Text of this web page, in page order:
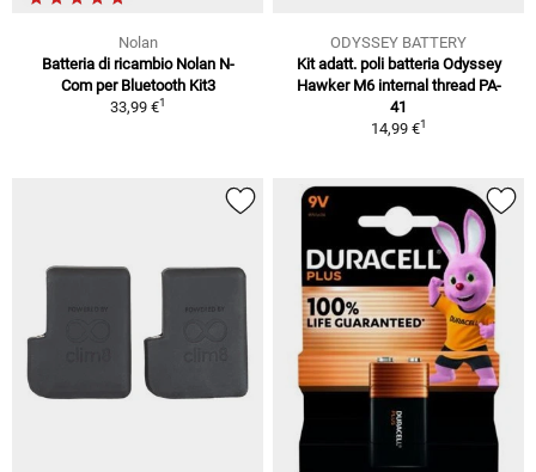
Nolan
Batteria di ricambio Nolan N-
Com per Bluetooth Kit3
33,99 €1
ODYSSEY BATTERY
Kit adatt. poli batteria Odyssey
Hawker M6 internal thread PA-
41
14,99 €1